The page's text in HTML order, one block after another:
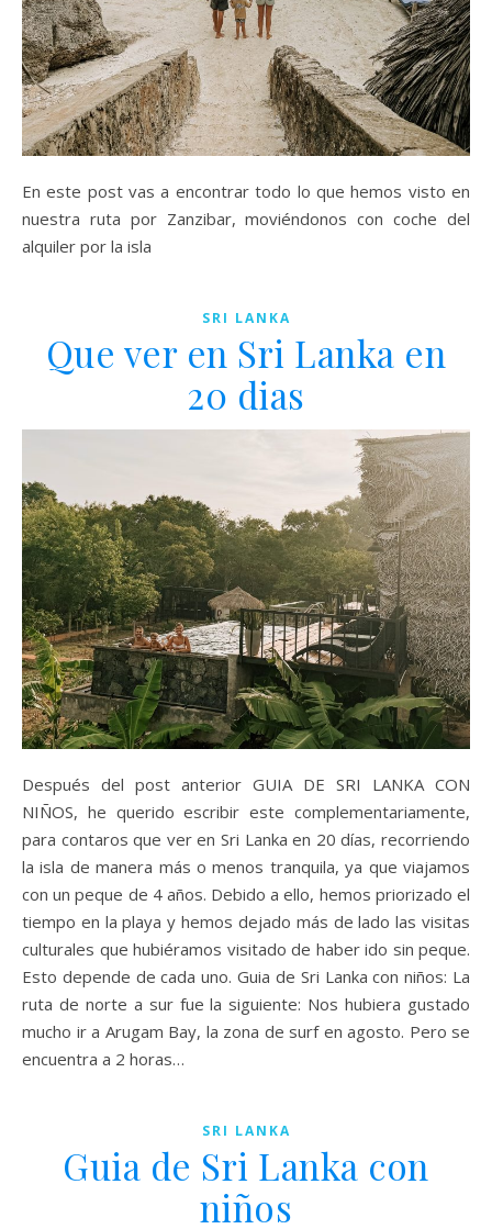
En este post vas a encontrar todo lo que hemos visto en
nuestra ruta por Zanzibar, moviéndonos con coche del
alquiler por la isla
SRI LANKA
Que ver en Sri Lanka en
20 dias
Después del post anterior GUIA DE SRI LANKA CON
NIÑOS, he querido escribir este complementariamente,
para contaros que ver en Sri Lanka en 20 días, recorriendo
la isla de manera más o menos tranquila, ya que viajamos
con un peque de 4 años. Debido a ello, hemos priorizado el
tiempo en la playa y hemos dejado más de lado las visitas
culturales que hubiéramos visitado de haber ido sin peque.
Esto depende de cada uno. Guia de Sri Lanka con niños: La
ruta de norte a sur fue la siguiente: Nos hubiera gustado
mucho ir a Arugam Bay, la zona de surf en agosto. Pero se
encuentra a 2 horas…
SRI LANKA
Guia de Sri Lanka con
niños